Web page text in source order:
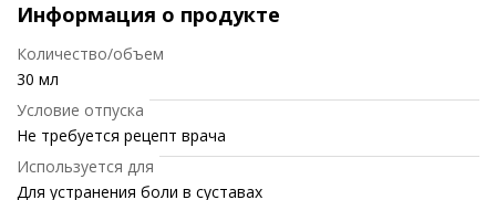
Информация о продукте
Количество/объем
30 мл
Условие отпуска
Не требуется рецепт врача
Используется для
Для устранения боли в суставах